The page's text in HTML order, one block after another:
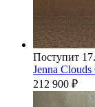
Поступит
Jenna Clouds
212 900 ₽